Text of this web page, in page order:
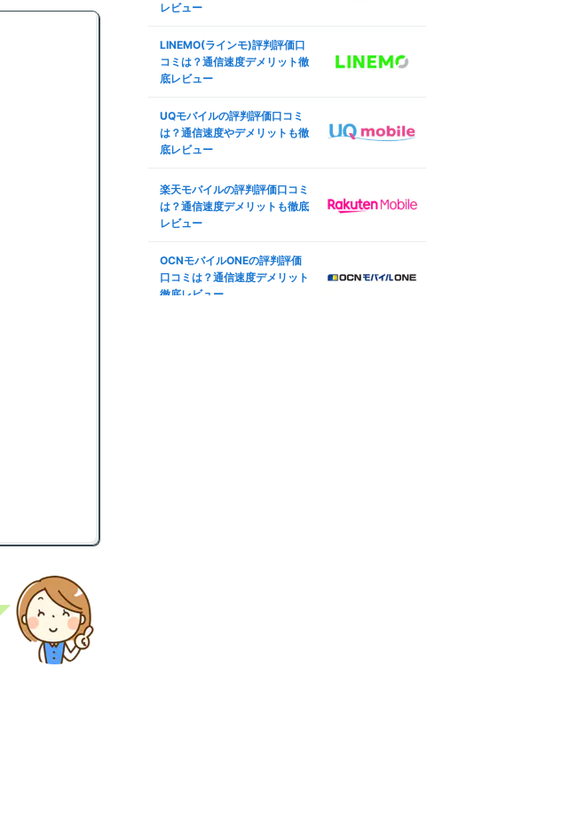
mineo(マイネオ)海外で使え
ミング設定も
mineo(マイネオ)の端末安心保
ne保証も
mineo(マイネオ)の契約プラン
プ変更も
mineo(マイネオ)マイページ徹
順も紹介
SIMフリー版OPPO Reno5 Aで
査した結果
docomo版iPhone SE (第3世
Mフリー化＆格安SIM(MVNO)
で使う全手順
楽天モバイル版iPhone 12のSI
リー化＆格安SIM(MVNO)で使
う全手順
SoftBank版iPad Pro 11インチ
年秋モデルのSIMロック解除方
法は？SIMフリー化＆格安SIM
(MVNO)で使う全手順
レビュー
LINEMO(ラインモ)評判評価口
コミは？通信速度デメリット徹
底レビュー
UQモバイルの評判評価口コミ
は？通信速度やデメリットも徹
底レビュー
楽天モバイルの評判評価口コミ
は？通信速度デメリットも徹底
レビュー
OCNモバイルONEの評判評価
口コミは？通信速度デメリット
徹底レビュー